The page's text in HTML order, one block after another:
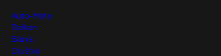
Auto-Moto
Balkan
Biznis
Društvo